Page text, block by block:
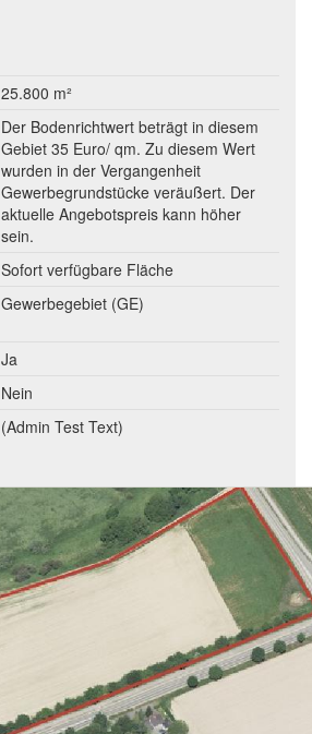
25.800 m²
Der Bodenrichtwert beträgt in diesem
Gebiet 35 Euro/ qm. Zu diesem Wert
wurden in der Vergangenheit
Gewerbegrundstücke veräußert. Der
aktuelle Angebotspreis kann höher
sein.
Sofort verfügbare Fläche
Gewerbegebiet (GE)
Ja
Nein
(Admin Test Text)